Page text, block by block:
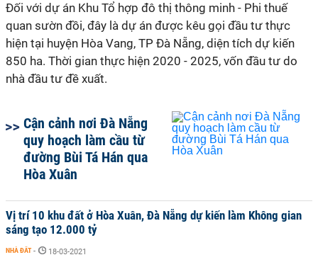
Đối với dự án Khu Tổ hợp đô thị thông minh - Phi thuế
quan sườn đồi, đây là dự án được kêu gọi đầu tư thực
hiện tại huyện Hòa Vang, TP Đà Nẵng, diện tích dự kiến
850 ha. Thời gian thực hiện 2020 - 2025, vốn đầu tư do
nhà đầu tư đề xuất.
Cận cảnh nơi Đà Nẵng
quy hoạch làm cầu từ
đường Bùi Tá Hán qua
Hòa Xuân
Vị trí 10 khu đất ở Hòa Xuân, Đà Nẵng dự kiến làm Không gian
sáng tạo 12.000 tỷ
NHÀ ĐẤT - 18-03-2021